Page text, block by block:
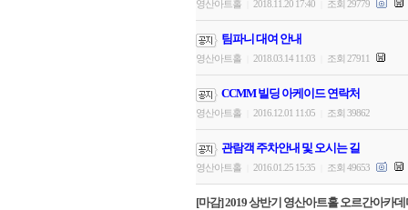
영산아트홀 2018.11.20 17:40 조회 29779
팀파니 대여 안내
영산아트홀 2018.03.14 11:03 조회 27911
CCMM 빌딩 아케이드 연락처
영산아트홀 2016.12.01 11:05 조회 39862
관람객 주차안내 및 오시는 길
영산아트홀 2016.01.25 15:35 조회 49653
[마감] 2019 상반기 영산아트홀 오르간아카